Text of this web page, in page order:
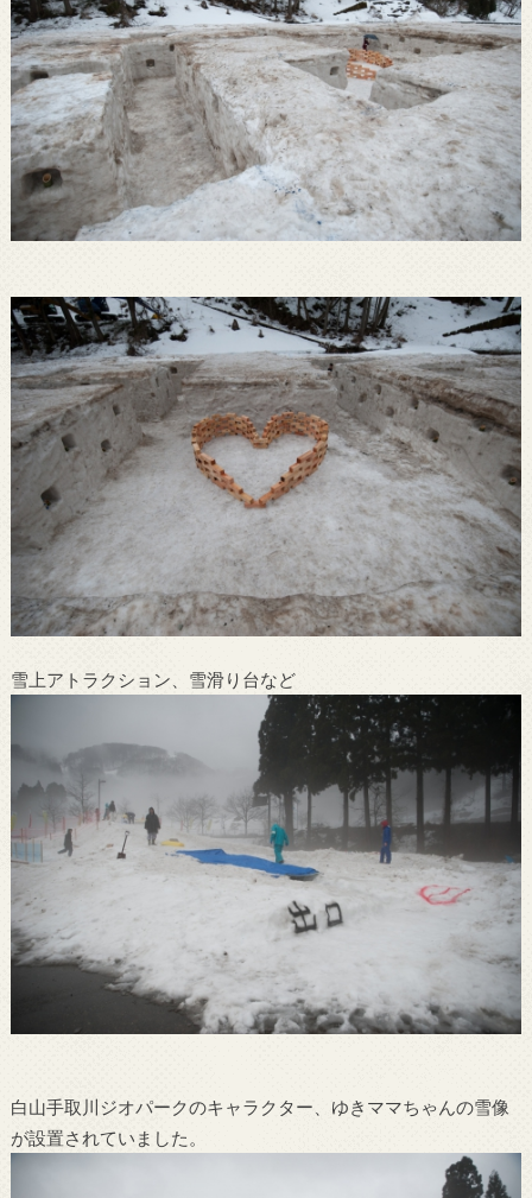
雪上アトラクション、雪滑り台など
白山手取川ジオパークのキャラクター、ゆきママちゃんの雪像
が設置されていました。